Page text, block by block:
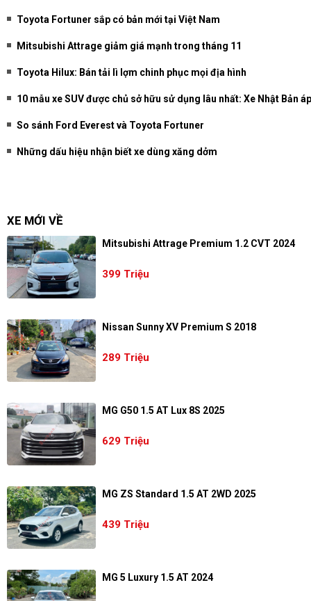
Toyota Fortuner sắp có bản mới tại Việt Nam
Mitsubishi Attrage giảm giá mạnh trong tháng 11
Toyota Hilux: Bán tải lì lợm chinh phục mọi địa hình
10 mẫu xe SUV được chủ sở hữu sử dụng lâu nhất: Xe Nhật Bản
So sánh Ford Everest và Toyota Fortuner
Những dấu hiệu nhận biết xe dùng xăng dởm
XE MỚI VỀ
Mitsubishi Attrage Premium 1.2 CVT 2024
399 Triệu
Nissan Sunny XV Premium S 2018
289 Triệu
MG G50 1.5 AT Lux 8S 2025
629 Triệu
MG ZS Standard 1.5 AT 2WD 2025
439 Triệu
MG 5 Luxury 1.5 AT 2024